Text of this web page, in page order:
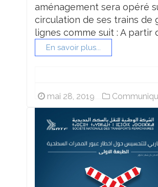
aménagement sera opéré
circulation de ses trains de
lignes comme suit : A partir
En savoir plus...
mai 28, 2019